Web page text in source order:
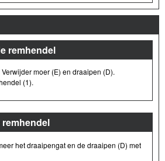
remhendel
Verwijder moer (E) en draaipen (D).
(1).
het draaipengat en de draaipen (D) met